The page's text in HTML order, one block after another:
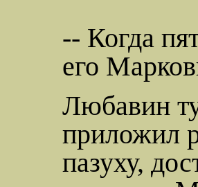
-- Когда
его
Любавин
приложил
пазуху,